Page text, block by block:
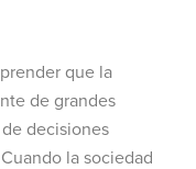
que la
de grandes
decisiones
la sociedad